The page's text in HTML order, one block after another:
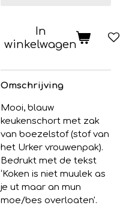
In
winkelwagen
Omschrijving
Mooi, blauw
keukenschort met zak
van boezelstof (stof van
het Urker vrouwenpak).
Bedrukt met de tekst
‘Koken is niet muulek as
je ut maar an mun
moe/bes overloaten'.